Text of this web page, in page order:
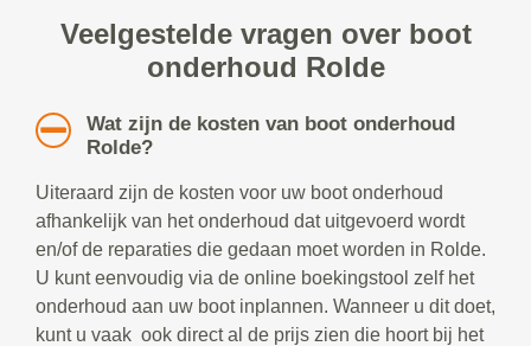
Veelgestelde vragen over boot
onderhoud Rolde
Wat zijn de kosten van boot onderhoud
Rolde?
Uiteraard zijn de kosten voor uw boot onderhoud
afhankelijk van het onderhoud dat uitgevoerd wordt
en/of de reparaties die gedaan moet worden in Rolde.
U kunt eenvoudig via de online boekingstool zelf het
onderhoud aan uw boot inplannen. Wanneer u dit doet,
kunt u vaak ook direct al de prijs zien die hoort bij het